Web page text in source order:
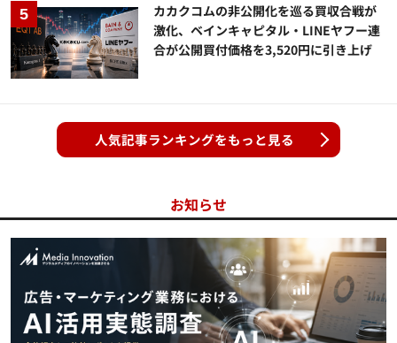
カカクコムの非公開化を巡る買収合戦が
激化、ベインキャピタル・LINEヤフー連
合が公開買付価格を3,520円に引き上げ
人気記事ランキングをもっと見る
お知らせ